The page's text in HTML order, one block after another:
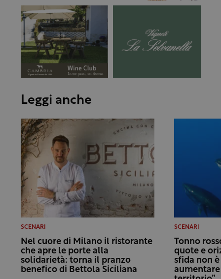
Leggi anche
SCENARI
Nel cuore di Milano il ristorante
che apre le porte alla
solidarietà: torna il pranzo
benefico di Bettola Siciliana
SCENARI
Tonno
quote e
sfida non